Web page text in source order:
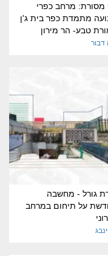
מסורת: מרחב כפרי
מתמדת כפר בית ג'ן
טבע- הר מירון
גורל - מחשבה
על תיחום במרחב